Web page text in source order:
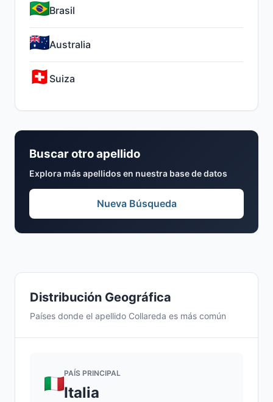
Distribución Geográfica
Países donde el apellido Collareda es más común
PAÍS PRINCIPAL
Italia
Brasil
Australia
Suiza
Buscar otro apellido
Explora más apellidos en nuestra base de datos
Nueva Búsqueda